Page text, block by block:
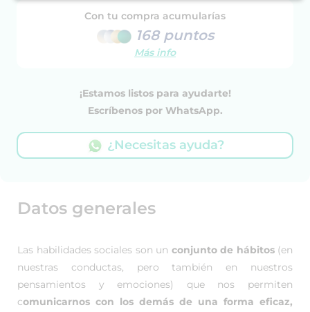
Datos generales
Las habilidades sociales son un conjunto de hábitos(en
nuestras conductas, pero también en nuestros
pensamientos y emociones) que nos permiten
comunicarnos con los demás de una forma eficaz,
Con tu compra acumularías
168 puntos
Más info
¡Estamos listos para ayudarte!
Escríbenos por WhatsApp.
¿Necesitas ayuda?